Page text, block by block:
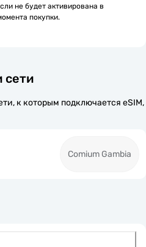
не будет активирована в
покупки.
сети
к которым подключается eSIM,
Comium Gambia